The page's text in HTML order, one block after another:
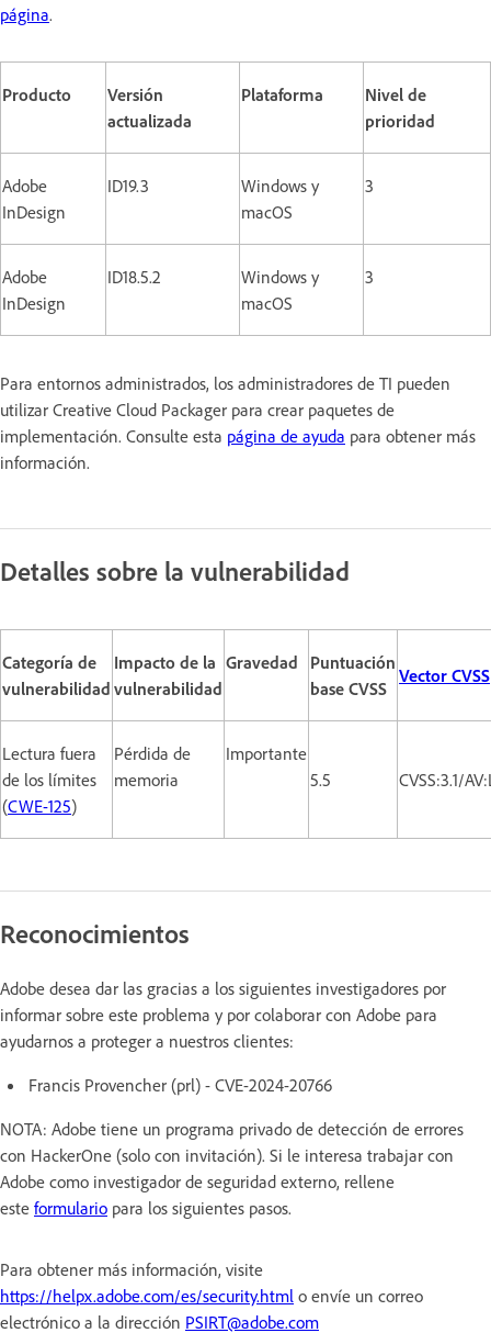
página.
Producto
Versión
actualizada
Plataforma
Nivel de
prioridad
Adobe
InDesign
ID19.3
Windows y
macOS
3
Adobe
InDesign
ID18.5.2
Windows y
macOS
3
Para entornos administrados, los administradores de TI pueden
utilizar Creative Cloud Packager para crear paquetes de
implementación. Consulte esta página de ayuda para obtener más
información.
Detalles sobre la vulnerabilidad
Categoría de
vulnerabilidad
Impacto de la
vulnerabilidad
Gravedad
Puntuación
base CVSS
Vector CVSS
Lectura fuera
de los límites
(CWE-125)
Pérdida de
memoria
Importante
5.5
CVSS:3.1/
Reconocimientos
Adobe desea dar las gracias a los siguientes investigadores por
informar sobre este problema y por colaborar con Adobe para
ayudarnos a proteger a nuestros clientes:
Francis Provencher (prl) - CVE-2024-20766
NOTA: Adobe tiene un programa privado de detección de errores
con HackerOne (solo con invitación). Si le interesa trabajar con
Adobe como investigador de seguridad externo, rellene
este formulario para los siguientes pasos.
Para obtener más información, visite
https://helpx.adobe.com/es/security.html o envíe un correo
electrónico a la dirección PSIRT@adobe.com